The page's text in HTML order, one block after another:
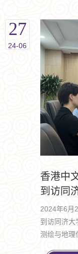
27
24-06
香港中
到访同
2024年6月
到访同济大
测绘与地理